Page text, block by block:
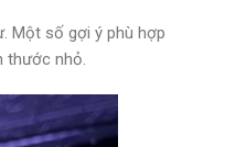
Một số gợi ý phù hợp
thước nhỏ.